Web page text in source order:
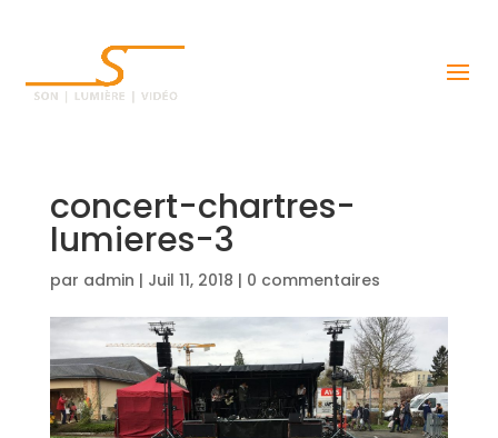
concert-chartres-
lumieres-3
par admin | Juil 11, 2018 | 0 commentaires